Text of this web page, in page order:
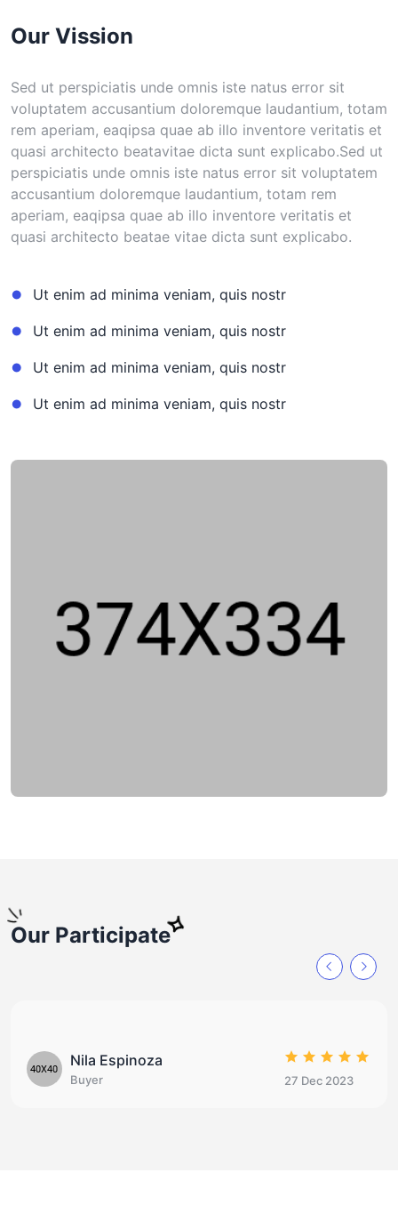
Our Vission
Sed ut perspiciatis unde omnis iste natus error sit
voluptatem accusantium doloremque laudantium, totam
rem aperiam, eaqipsa quae ab illo inventore veritatis et
quasi architecto beatavitae dicta sunt explicabo.Sed ut
perspiciatis unde omnis iste natus error sit voluptatem
accusantium doloremque laudantium, totam rem
aperiam, eaqipsa quae ab illo inventore veritatis et
quasi architecto beatae vitae dicta sunt explicabo.
Ut enim ad minima veniam, quis nostr
Ut enim ad minima veniam, quis nostr
Ut enim ad minima veniam, quis nostr
Ut enim ad minima veniam, quis nostr
Our Participate
Dec 2023